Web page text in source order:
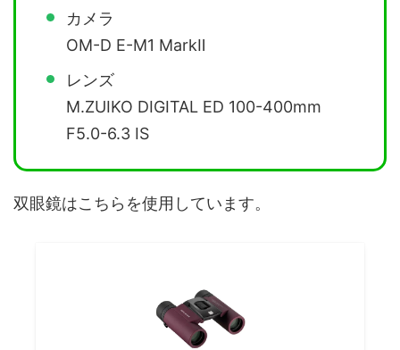
カメラ
OM-D E-M1 MarkⅡ
レンズ
M.ZUIKO DIGITAL ED 100-400mm
F5.0-6.3 IS
双眼鏡はこちらを使用しています。